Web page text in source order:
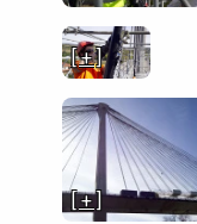
[ + ]
[ + ]